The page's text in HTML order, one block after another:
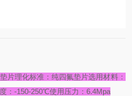
片理化标准：纯四氟垫片选用材料：
：-150-250℃使用压力：6.4Mpa